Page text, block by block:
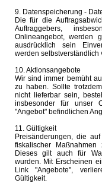
9. Datenspeicherung -
Die für die
Auftraggebers,
Onlineangebot, werden
ausdrücklich sein
werden selbstverständlich
10. Aktionsangebote
Wir sind immer bemüht
zu haben. Sollte
nicht lieferbar sein,
insbesonder für unser
"Angebot" befindlichen
11. Gültigkeit
Preisänderungen, die
fiskalischer
Dieses gilt auch für
wurden. Mit Erscheinen
Link "Angebote",
Gültigkeit.